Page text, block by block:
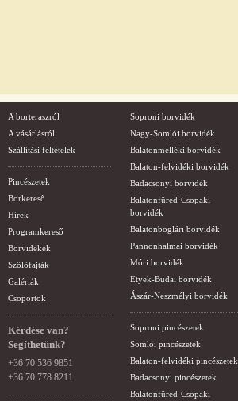
A borteraszról
A vásárlásról
Szállítási feltételek
Pincészetek
Borkereső
Hírek
Programkereső
Borvidékek
Szőlőfajták
Galériák
Csoportok
Kérdése van?
Segíthetünk?
+36 70 536 9851
+36 70 778 8211
Soproni borvidék
Nagy-Somlói borvidék
Balatonmelléki borvidék
Balaton-felvidéki borvidék
Badacsonyi borvidék
Balatonfüred-Csopaki
borvidék
Balatonboglári borvidék
Pannonhalmai borvidék
Móri borvidék
Etyek-Budai borvidék
Ászár-Neszmélyi borvidék
Soproni pincészetek
Somlói pincészetek
Balaton-felvidéki pincészetek
Badacsonyi pincészetek
Balatonfüred-Csopaki